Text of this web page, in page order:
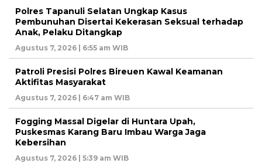
Polres Tapanuli Selatan Ungkap Kasus
Pembunuhan Disertai Kekerasan Seksual terhadap
Anak, Pelaku Ditangkap
Agustus 7, 2026 | 6:55 am WIB
Patroli Presisi Polres Bireuen Kawal Keamanan
Aktifitas Masyarakat
Agustus 7, 2026 | 6:47 am WIB
Fogging Massal Digelar di Huntara Upah,
Puskesmas Karang Baru Imbau Warga Jaga
Kebersihan
Agustus 7, 2026 | 5:39 am WIB